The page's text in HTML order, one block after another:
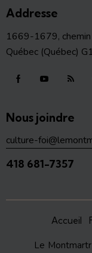
Addresse
1669-1679,
Québec (Québec)
Nous joindre
culture-
418 681-7357
Accueil
Le